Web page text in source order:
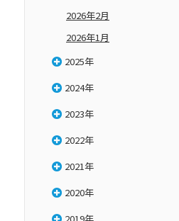
2026年2月
2026年1月
2025年
2024年
2023年
2022年
2021年
2020年